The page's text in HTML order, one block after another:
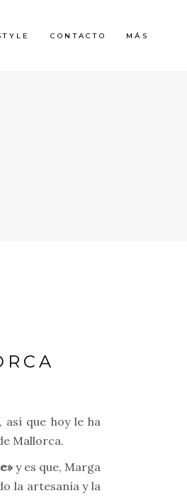
CONTACTO MÁS
así que hoy le ha
Mallorca.
y es que, Marga
la artesanía y la